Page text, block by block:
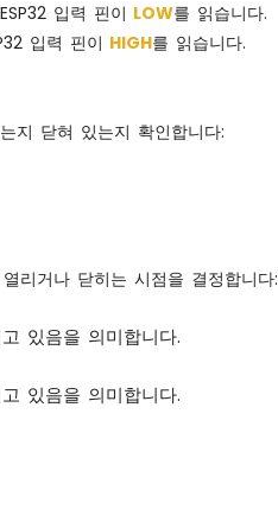
입력 핀이 LOW를 읽습니다.
입력 핀이 HIGH를 읽습니다.
지 닫혀 있는지 확인합니다:
리거나 닫히는 시점을 결정합니다:
있음을 의미합니다.
있음을 의미합니다.